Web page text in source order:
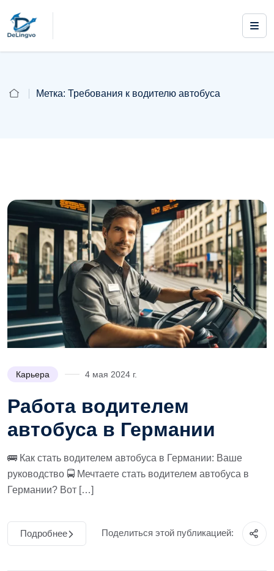
Метка: Требования к водителю автобуса
Карьера 4 мая 2024 г.
Работа водителем
автобуса в Германии
🚌 Как стать водителем автобуса в Германии: Ваше
руководство 🚍 Мечтаете стать водителем автобуса в
Германии? Вот […]
Подробнее Поделиться этой публикацией: